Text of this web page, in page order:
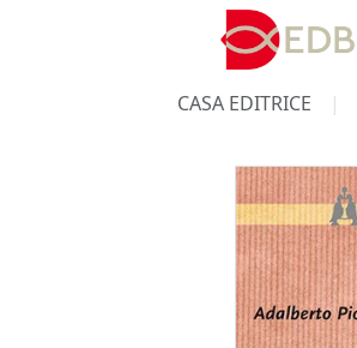
CASA EDITRICE